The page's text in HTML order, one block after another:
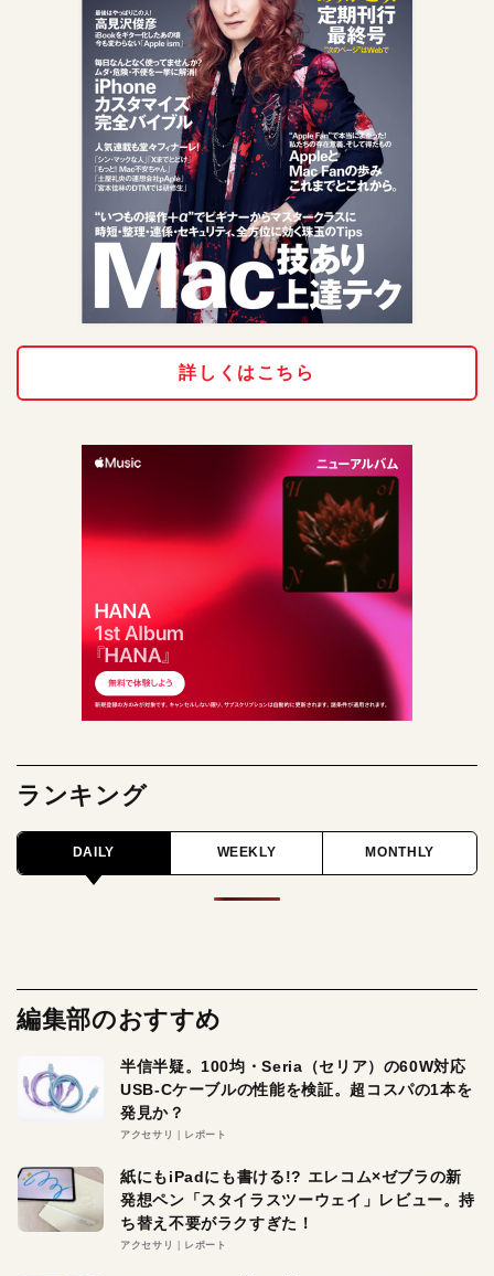
詳しくはこちら
ランキング
DAILY WEEKLY MONTHLY
編集部のおすすめ
半信半疑。100均・Seria（セリア）の60W対応
USB-Cケーブルの性能を検証。超コスパの1本を
発見か？
アクセサリ レポート
紙にもiPadにも書ける!? エレコム×ゼブラの新
発想ペン「スタイラスツーウェイ」レビュー。持
ち替え不要がラクすぎた！
アクセサリ レポート